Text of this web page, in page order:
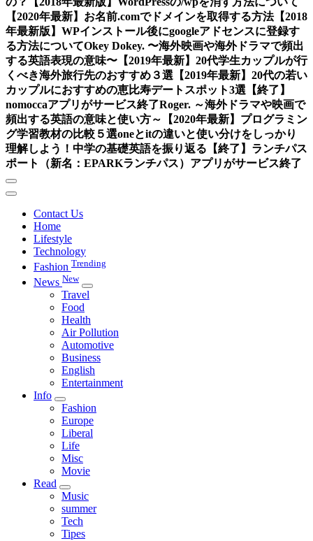
【2020年最新】お名前.comでドメインを取得する方法【2018
年最新版】WPインストール後にgoogleアドセンスに登録す
る方法についてOkey Dokey. 〜海外映画や海外ドラマで頻出
する英語表現の意味〜 【2019年最新】20代学生カップルが行
くべき海外旅行先のおすすめ３選 【2019年最新】20代の若い
カップルにおすすめの恵比寿デートスポット3選 【終了】
nomoccaアプリがサービス終了Roger. ～海外ドラマや映画で
頻出する英語の意味と使い方～
【2020年最新】プログラミン
グ学習教材の比較５選oneとitの違いと使い分けをしっかり
理解しよう！中学の基礎英語を振り返る 【終了】ランチパス
ポート（新名：EPARKランチパス）アプリがサービス終了
Contact Us
Home
Lifestyle
Technology
Fashion Trending
News New
Travel
Food
Health
Air Pollution
Automotive
Business
English
Entertainment
Info
Fashion
Europe
Liberal
Life
Misc
Movie
Read
Music
summer
Tech
Tipes